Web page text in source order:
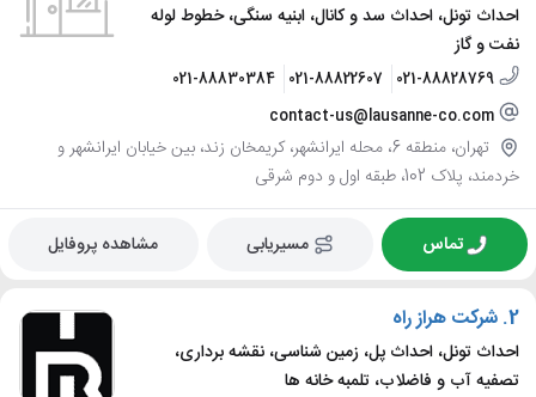
احداث تونل، احداث سد و کانال، ابنیه سنگی، خطوط لوله
نفت و گاز
021-88828769
021-88822607
021-88830384
contact-us@lausanne-co.com
تهران، منطقه 6، محله ایرانشهر، کریمخان زند، بین خیابان ایرانشهر و
خردمند، پلاک 102، طبقه اول و دوم شرقی
تماس مسیریابی مشاهده پروفایل
2. شرکت هراز راه
احداث تونل، احداث پل، زمین شناسی، نقشه برداری،
تصفیه آب و فاضلاب، تلمبه خانه ها